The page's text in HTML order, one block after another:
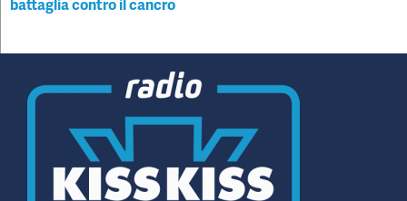
battaglia contro il cancro